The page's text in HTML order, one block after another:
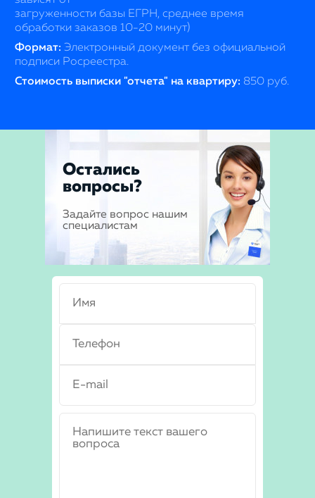
загруженности базы ЕГРН, среднее время
обработки заказов 10-20 минут)
Формат: Электронный документ без официальной
подписи Росреестра.
Стоимость выписки "отчета" на квартиру: 850 руб.
Остались
вопросы?
Задайте вопрос нашим
специалистам